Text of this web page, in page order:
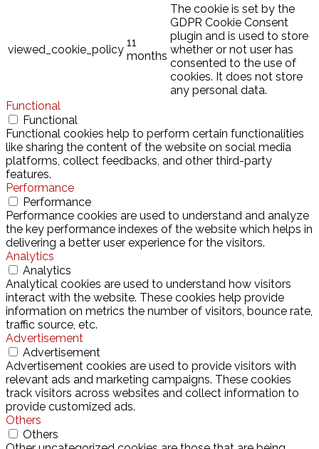
viewed_cookie_policy
11
months
The cookie is set by the
GDPR Cookie Consent
plugin and is used to store
whether or not user has
consented to the use of
cookies. It does not store
any personal data.
Functional
Functional
Functional cookies help to perform certain functionalities
like sharing the content of the website on social media
platforms, collect feedbacks, and other third-party
features.
Performance
Performance
Performance cookies are used to understand and analyze
the key performance indexes of the website which helps in
delivering a better user experience for the visitors.
Analytics
Analytics
Analytical cookies are used to understand how visitors
interact with the website. These cookies help provide
information on metrics the number of visitors, bounce rate,
traffic source, etc.
Advertisement
Advertisement
Advertisement cookies are used to provide visitors with
relevant ads and marketing campaigns. These cookies
track visitors across websites and collect information to
provide customized ads.
Others
Others